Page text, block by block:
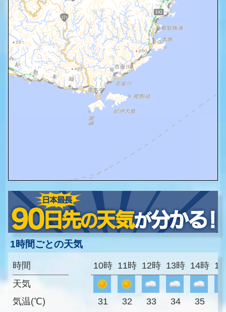
1時間ごとの天気
時間
天気
気温(℃)
10時 11時 12時 13時 14時
31 32 33 34 35